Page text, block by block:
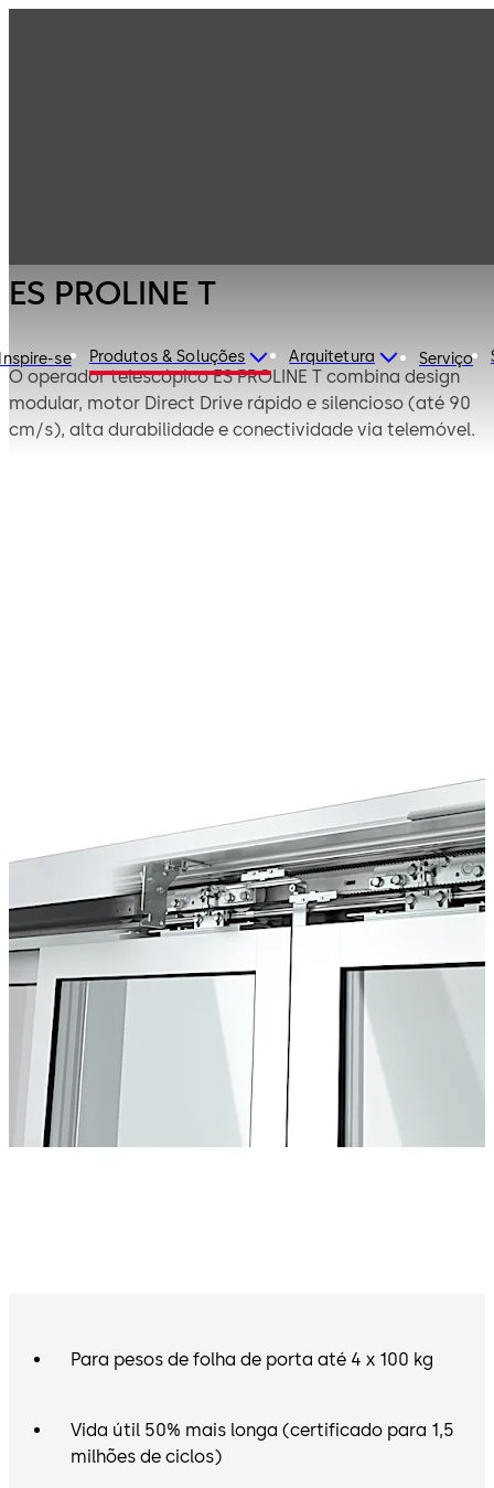
se Produtos & Soluções Arquitetura Serviço
ES PROLINE T
O operador telescópico ES PROLINE T combina design
modular, motor Direct Drive rápido e silencioso (até 90
cm/s), alta durabilidade e conectividade via telemóvel.
Para pesos de folha de porta até 4 x 100 kg
Vida útil 50% mais longa (certificado para 1,5
milhões de ciclos)